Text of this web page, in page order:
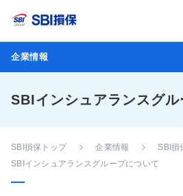
企業情報
SBIインシュアランスグル
SBI損保トップ 企業情報
SBI損
SBIインシュアランスグループについて